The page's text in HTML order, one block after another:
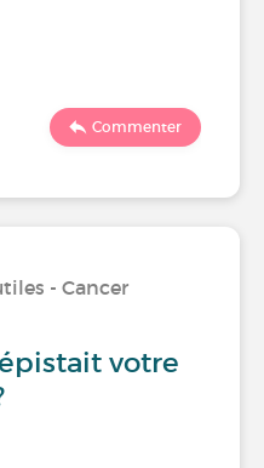
Commenter
- Cancer
votre